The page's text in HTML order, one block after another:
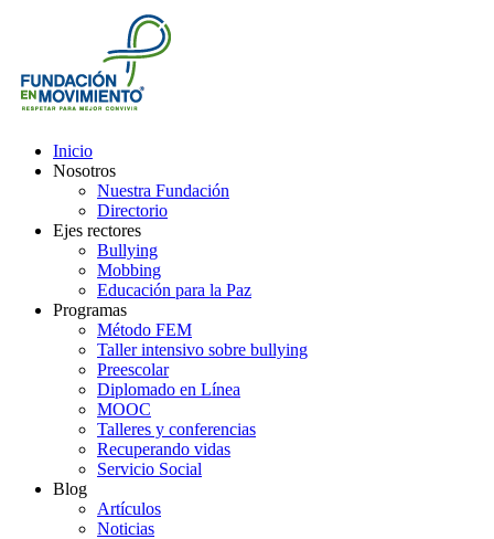
Inicio
Nosotros
Nuestra Fundación
Directorio
Ejes rectores
Bullying
Mobbing
Educación para la Paz
Programas
Método FEM
Taller intensivo sobre bullying
Preescolar
Diplomado en Línea
MOOC
Talleres y conferencias
Recuperando vidas
Servicio Social
Blog
Artículos
Noticias